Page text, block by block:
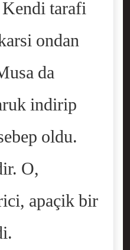
tarafi
ondan
da
indirip
oldu.
O,
apaçik bir